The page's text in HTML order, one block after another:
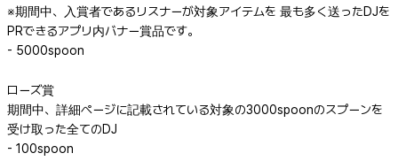
※期間中、入賞者であるリスナーが対象アイテムを 最も多く送ったDJを
PRできるアプリ内バナー賞品です。
- 5000spoon
ローズ賞
期間中、詳細ページに記載されている対象の3000spoonのスプーンを
受け取った全てのDJ
- 100spoon